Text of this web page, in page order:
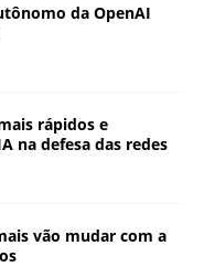
da OpenAI
rápidos e
na defesa das redes
vão mudar com a